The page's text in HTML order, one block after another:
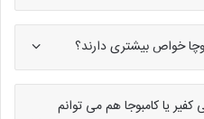
خواص بیشتری دارند؟
یا کامبوجا هم می توانم